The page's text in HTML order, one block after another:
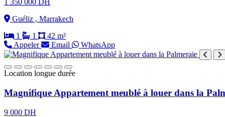
1 350 000 DH
Guéliz , Marrakech
1
1
42 m²
Appeler
Email WhatsApp
Location longue durée
Magnifique Appartement meublé à louer dans la
9 000 DH